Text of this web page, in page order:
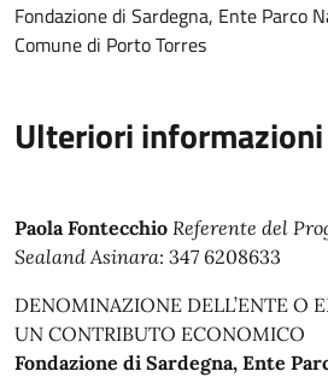
Fondazione di Sardegna, Ente Parco
Comune di Porto Torres
Ulteriori informazioni
Paola Fontecchio Referente del
Sealand Asinara: 347 6208633
DENOMINAZIONE DELL’ENTE O
UN CONTRIBUTO ECONOMICO
Fondazione di Sardegna, Ente